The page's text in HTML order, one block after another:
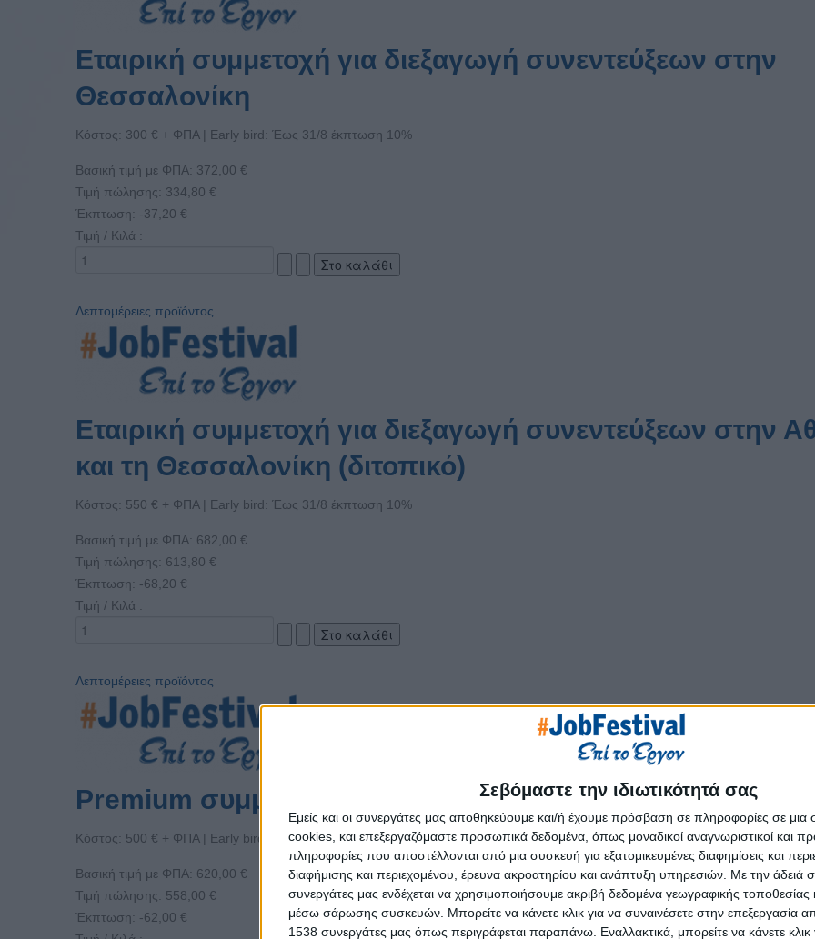
Σεβόμαστε την ιδιωτικότητά σας
Εμείς και οι συνεργάτες μας αποθηκεύουμε και/ή έχουμε πρόσβαση σε πληροφορίες σε
cookies, και επεξεργαζόμαστε προσωπικά δεδομένα, όπως μοναδικοί αναγνωριστικοί και
πληροφορίες που αποστέλλονται από μια συσκευή για εξατομικευμένες διαφημίσεις και
διαφήμισης και περιεχομένου, έρευνα ακροατηρίου και ανάπτυξη υπηρεσιών. Με την άδειά
συνεργάτες μας ενδέχεται να χρησιμοποιήσουμε ακριβή δεδομένα γεωγραφικής τοποθεσίας
μέσω σάρωσης συσκευών. Μπορείτε να κάνετε κλικ για να συναινέσετε στην επεξεργασία
1538 συνεργάτες μας όπως περιγράφεται παραπάνω. Εναλλακτικά, μπορείτε να κάνετε κλικ
Εταιρική συμμετοχή για διεξαγωγή συνεντεύξεων στην
Θεσσαλονίκη
Κόστος: 300 € + ΦΠΑ | Early bird: Έως 31/8 έκπτωση 10%
Βασική τιμή με ΦΠΑ: 372,00 €
Τιμή πώλησης: 334,80 €
Έκπτωση: -37,20 €
Τιμή / Κιλά :
Λεπτομέρειες προϊόντος
Εταιρική συμμετοχή για διεξαγωγή συνεντεύξεων στην
και τη Θεσσαλονίκη (διτοπικό)
Κόστος: 550 € + ΦΠΑ | Early bird: Έως 31/8 έκπτωση 10%
Βασική τιμή με ΦΠΑ: 682,00 €
Τιμή πώλησης: 613,80 €
Έκπτωση: -68,20 €
Τιμή / Κιλά :
Λεπτομέρειες προϊόντος
Premium συμμετοχή για διεξαγωγή συνεντεύξεων στην
Κόστος: 500 € + ΦΠΑ | Early bird: Έως 31/8 έκπτωση 10%
Βασική τιμή με ΦΠΑ: 620,00 €
Τιμή πώλησης: 558,00 €
Έκπτωση: -62,00 €